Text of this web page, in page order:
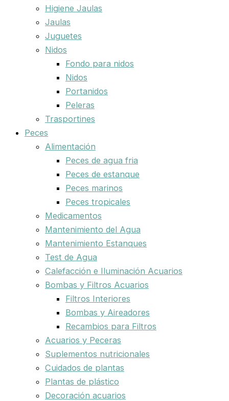
Higiene Jaulas
Jaulas
Juguetes
Nidos
Fondo para nidos
Nidos
Portanidos
Peleras
Trasportines
Peces
Alimentación
Peces de agua fria
Peces de estanque
Peces marinos
Peces tropicales
Medicamentos
Mantenimiento del Agua
Mantenimiento Estanques
Test de Agua
Calefacción e Iluminación Acuarios
Bombas y Filtros Acuarios
Filtros Interiores
Bombas y Aireadores
Recambios para Filtros
Acuarios y Peceras
Suplementos nutricionales
Cuidados de plantas
Plantas de plástico
Decoración acuarios